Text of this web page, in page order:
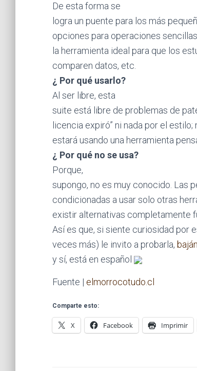
De esta forma se
logra un puente para los más
opciones para operaciones
la herramienta ideal para que los
comparen datos, etc.
¿ Por qué usarlo?
Al ser libre, esta
suite está libre de problemas de
licencia expiró” ni nada por el
estará usando una herramienta
¿ Por qué no se usa?
Porque,
supongo, no es muy conocido. Las
condicionadas a usar solo otras
existir alternativas completamente
Así es que, si siente curiosidad por
veces más) le invito a probarla,
y sí, está en español
Fuente | elmorrocotudo.cl
Comparte esto:
X Facebook Imprimir